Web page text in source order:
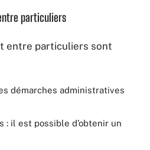
particuliers
entre particuliers sont
démarches administratives
: il est possible d’obtenir un